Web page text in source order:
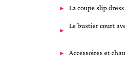
La coupe slip
Le bustier court
Accessoires et